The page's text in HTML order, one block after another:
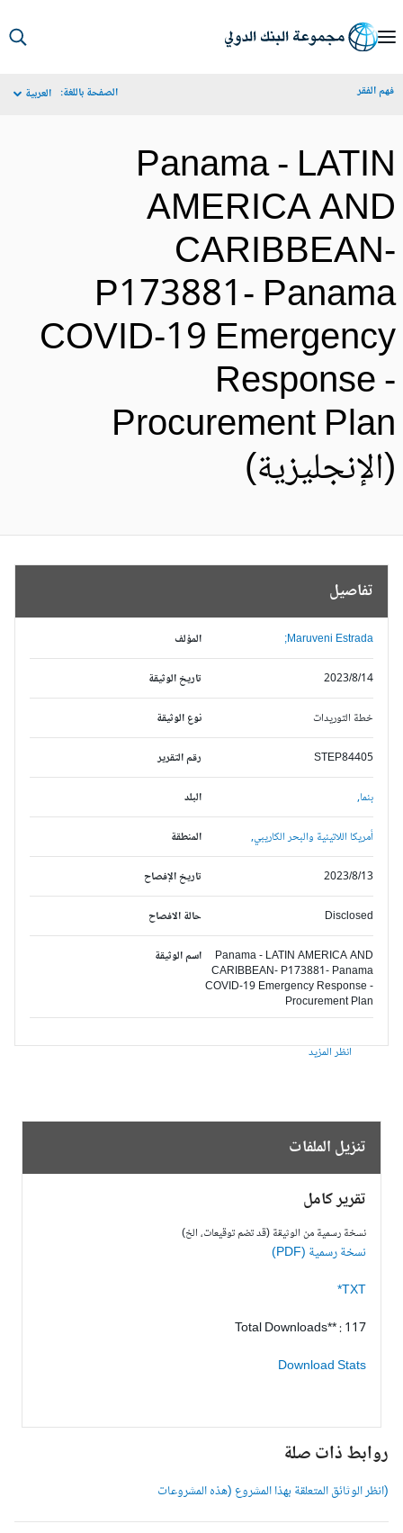
الفقر الصفحة باللغة: العربية
Panama -
AMERICA
P173881-
COVID-19
Response
Procurement
تفاصيل
المؤلف Maruveni Estrada;
تاريخ الوثيقة 2023/8/14
نوع الوثيقة خطة التوريدات
رقم التقرير STEP84405
البلد بنما,
المنطقة أمريكا اللاتينية والبحر الكاريبي,
تاريخ الإفصاح 2023/8/13
حالة الافصاح Disclosed
اسم الوثيقة
Panama - LATIN AMERICA AND
CARIBBEAN- P173881- Panama
COVID-19 Emergency Response -
Procurement Plan
انظر المزيد
تنزيل الملفات
تقرير كامل
نسخة رسمية من الوثيقة (قد تضم توقيعات، الخ)
نسخة رسمية (PDF)
TXT*
Total Downloads** : 117
Download Stats
روابط ذات صلة
(انظر الوثائق المتعلقة بهذا المشروع (هذه المشروعات